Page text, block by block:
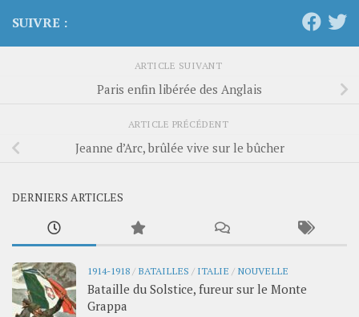
SUIVRE :
ARTICLE SUIVANT
Paris enfin libérée des Anglais
ARTICLE PRÉCÉDENT
Jeanne d’Arc, brûlée vive sur le bûcher
DERNIERS ARTICLES
1914-1918 / BATAILLES / ITALIE / NOUVELLE
Bataille du Solstice, fureur sur le Monte
Grappa